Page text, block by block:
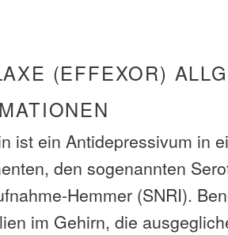
(EFFEXOR)
ist ein Antidepressivum in
den sogenannten
Hemmer (SNRI).
im Gehirn, die